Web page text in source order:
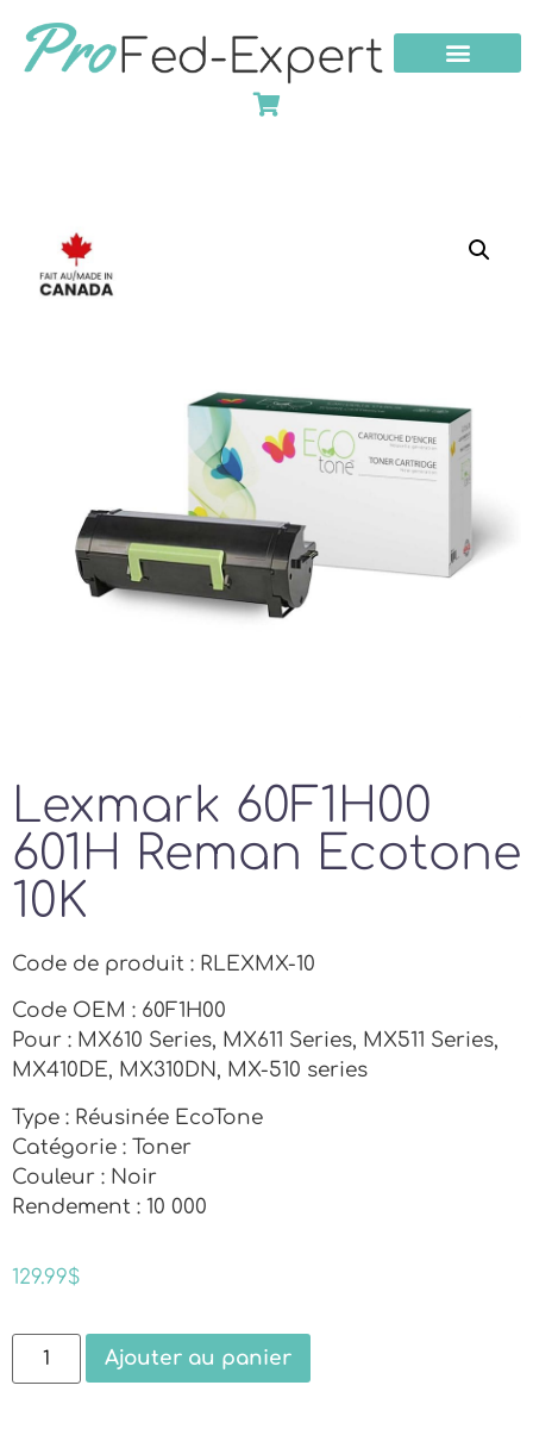
Lexmark 60F1H00
601H Reman Ecotone
10K
Code de produit : RLEXMX-10
Code OEM : 60F1H00
Pour : MX610 Series, MX611 Series, MX511 Series,
MX410DE, MX310DN, MX-510 series
Type : Réusinée EcoTone
Catégorie : Toner
Couleur : Noir
Rendement : 10 000
129.99$
Ajouter au panier